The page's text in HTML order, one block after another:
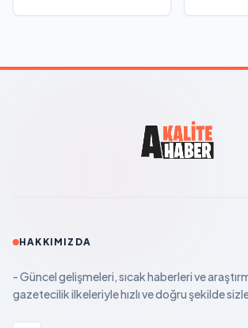
HAKKIMIZDA
- Güncel gelişmeleri, sıcak haberleri ve
gazetecilik ilkeleriyle hızlı ve doğru şekilde